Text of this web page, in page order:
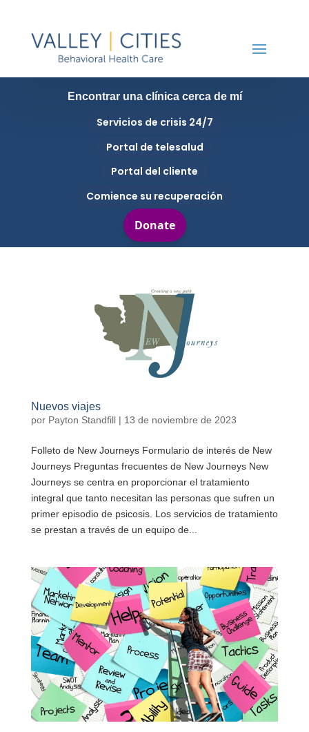
Encontrar una clínica cerca de mí
Servicios de crisis 24/7
Portal de telesalud
Portal del cliente
Comience su recuperación
Nuevos viajes
por Payton Standfill| 13 de noviembre de 2023
Folleto de New Journeys Formulario de interés de New
Journeys Preguntas frecuentes de New Journeys New
Journeys se centra en proporcionar el tratamiento
integral que tanto necesitan las personas que sufren un
primer episodio de psicosis. Los servicios de tratamiento
se prestan a través de un equipo de...